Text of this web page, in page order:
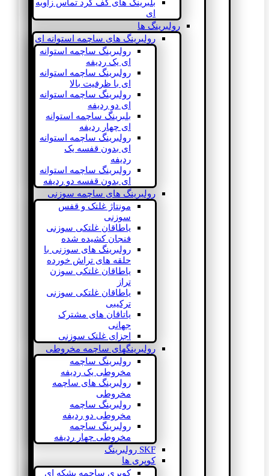
بلبرینگ های کف گرد تماس زاویه
ای
رولبرینگ ها
رولبرینگ های ساچمه استوانه ای
رولبرینگ ساچمه استوانه
ای یک ردیفه
رولبرینگ ساچمه استوانه
ای با ظرفیت بالا
رولبرینگ ساچمه استوانه
ای دو ردیفه
بلبرینگ ساچمه استوانه
ای چهار ردیفه
رولبرینگ ساچمه استوانه
ای بدون قفسه یک
ردیفه
رولبرینگ ساچمه استوانه
ای بدون قفسه دو ردیفه
رولبرینگ های ساچمه سوزنی
مونتاژ غلتک و قفس
سوزنی
یاطاقان غلتکی سوزنی
فنجان کشیده شده
رولبرینگ های سوزنی با
حلقه های تراش خورده
یاطاقان غلتکی سوزن
تراز
یاطاقان غلتکی سوزنی
ترکیبی
یاتاقان های مشترک
جهانی
اجزای غلتک سوزنی
رولبرینگهای ساچمه مخروطی
رولبرینگ ساچمه
مخروطی یک ردیفه
رولبرینگ های ساچمه
مخروطی
رولبرینگ ساچمه
مخروطی دو ردیفه
رولبرینگ ساچمه
مخروطی چهار ردیفه
SKF رولبرینگ
کوپری ها
کوپری ساچمه بشکه ای